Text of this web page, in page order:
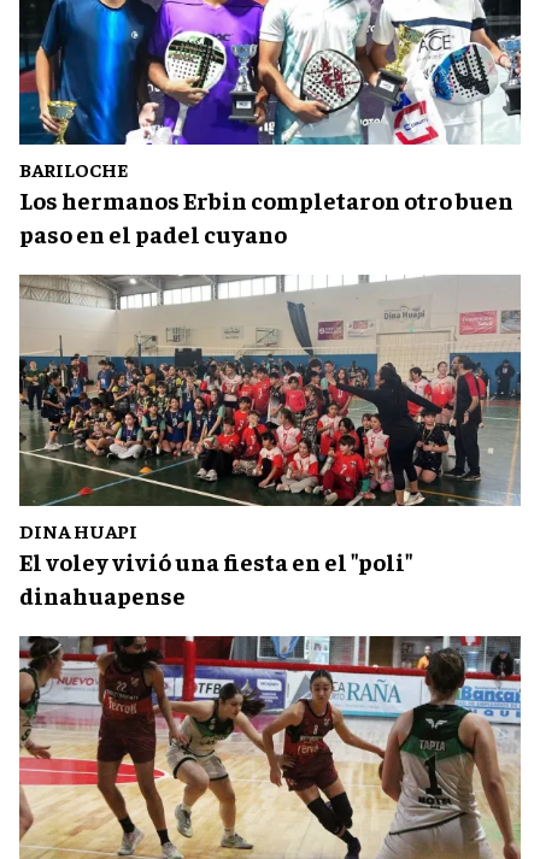
BARILOCHE
Los hermanos Erbin completaron otro buen
paso en el padel cuyano
DINA HUAPI
El voley vivió una fiesta en el "poli"
dinahuapense